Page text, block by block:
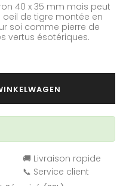
40 x 35 mm mais peut
oeil de tigre montée en
soi comme pierre de
vertus ésotériques.
🚚 Livraison rapide
📞 Service client